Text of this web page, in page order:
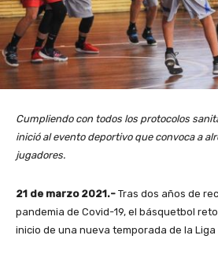
Cumpliendo con todos los protocolos
inició al evento deportivo que convoca a
jugadores.
21 de marzo 2021.- Tras dos años de
pandemia de Covid-19, el básquetbol
inicio de una nueva temporada de la Liga